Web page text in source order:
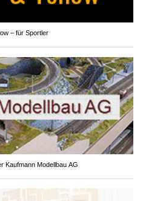
– für Sportler
Kaufmann Modellbau AG